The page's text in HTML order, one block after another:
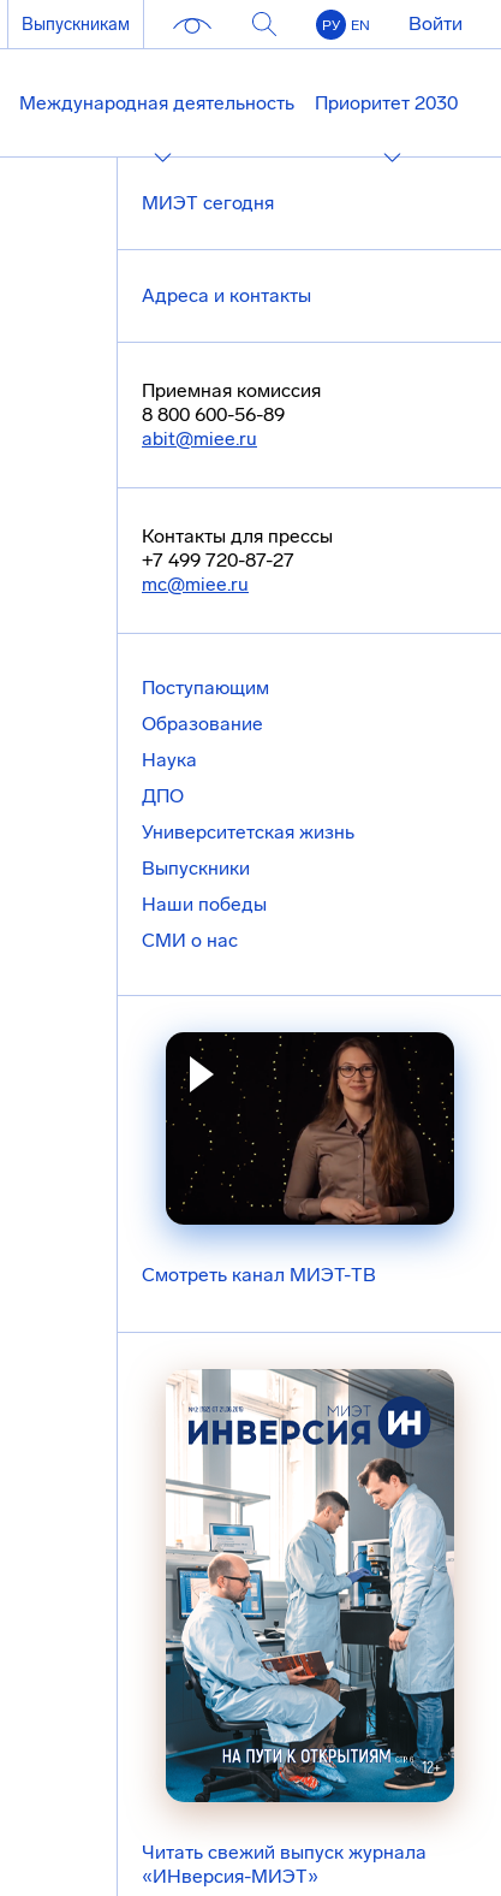
Выпускникам РУ EN Войти
Международная деятельность Приоритет 2030
МИЭТ сегодня
Адреса и контакты
Приемная комиссия
8 800 600-56-89
abit@miee.ru
Контакты для прессы
+7 499 720-87-27
mc@miee.ru
Поступающим
Образование
Наука
ДПО
Университетская жизнь
Выпускники
Наши победы
СМИ о нас
Смотреть канал МИЭТ-ТВ
Читать свежий выпуск журнала
«ИНверсия-МИЭТ»